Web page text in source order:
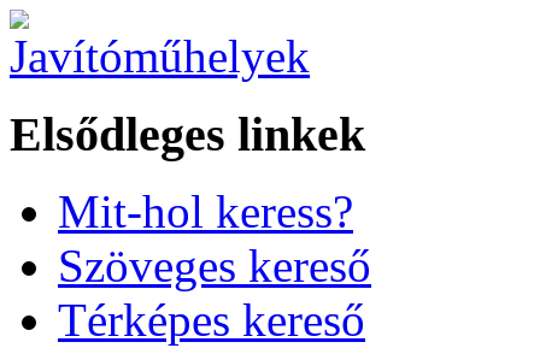
Elsődleges linkek
Mit-hol keress?
Szöveges kereső
Térképes kereső